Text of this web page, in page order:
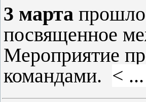
3 марта прошло
посвященное
Мероприятие
командами. < ...